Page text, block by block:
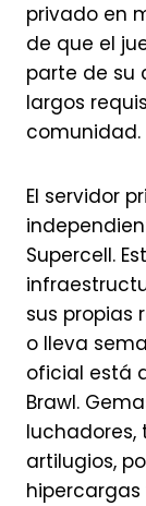
privado en
de que el
parte de su
largos
comunidad.
El servidor
Supercell.
sus propias
o lleva
oficial está
Brawl.
luchadores,
artilugios,
hipercargas